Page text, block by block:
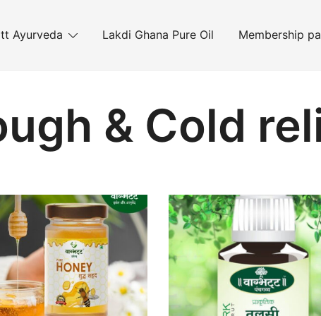
Ayurveda Lakdi Ghana Pure Oil Membership
& Cold